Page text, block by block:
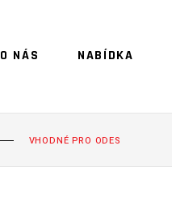
O NÁS NABÍDKA
VHODNÉ PRO ODES